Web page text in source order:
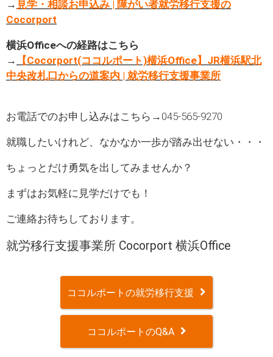
→ 見学・相談お申込み | 障がい者就労移行支援の
Cocorport
横浜Officeへの経路はこちら
→
【Cocorport(ココルポート)横浜Office】JR横浜駅北
中央改札口からの道案内 | 就労移行支援事業所
お電話でのお申し込みはこちら→045-565-9270
就職したいけれど、なかなか一歩が踏み出せない・・・
ちょっとだけ勇気を出してみませんか？
まずはお気軽に見学だけでも！
ご連絡お待ちしております。
就労移行支援事業所 Cocorport 横浜Office
ココルポートの就労移行支援
ココルポートのQ&A